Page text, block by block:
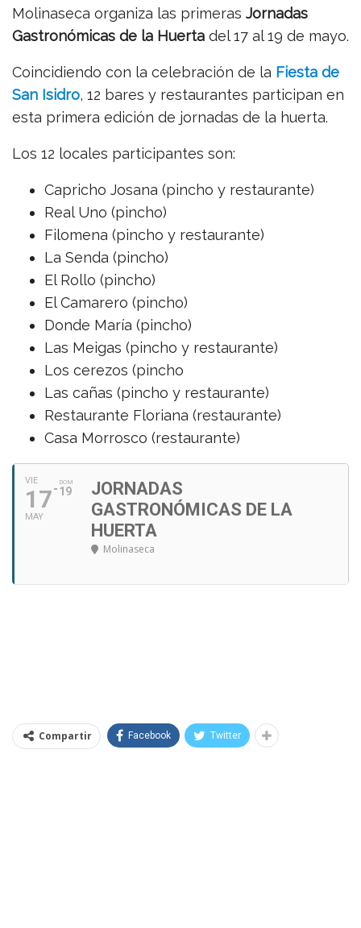
Molinaseca organiza las primeras Jornadas
Gastronómicas de la Huerta del 17 al 19 de mayo.
Coincidiendo con la celebración de la Fiesta de
San Isidro, 12 bares y restaurantes participan en
esta primera edición de jornadas de la huerta.
Los 12 locales participantes son:
Capricho Josana (pincho y restaurante)
Real Uno (pincho)
Filomena (pincho y restaurante)
La Senda (pincho)
El Rollo (pincho)
El Camarero (pincho)
Donde María (pincho)
Las Meigas (pincho y restaurante)
Los cerezos (pincho
Las cañas (pincho y restaurante)
Restaurante Floriana (restaurante)
Casa Morrosco (restaurante)
VIE
17
MAY
DOM
19
JORNADAS
GASTRONÓMICAS DE LA
HUERTA
Molinaseca
Compartir Facebook Twitter